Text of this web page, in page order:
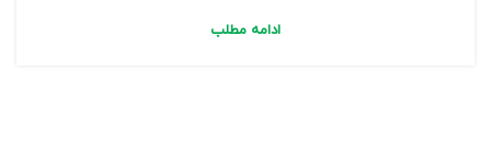
ادامه مطلب